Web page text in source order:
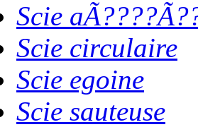
Scie
Scie circulaire
Scie egoine
Scie sauteuse